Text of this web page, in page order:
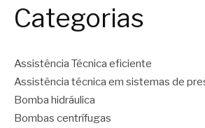
Categorias
Assistência Técnica eficiente
Assistência técnica em sistemas de
Bomba hidráulica
Bombas centrífugas